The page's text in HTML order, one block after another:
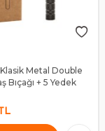
Metal Double
Bıçağı + 5 Yedek